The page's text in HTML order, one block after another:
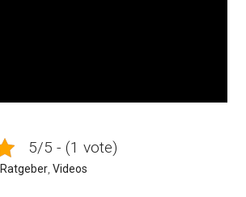
5/5 - (1 vote)
Ratgeber ,Videos